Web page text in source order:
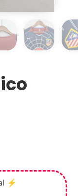
⚡